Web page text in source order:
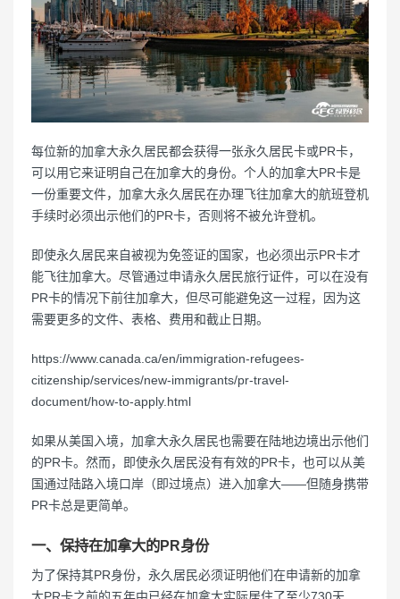
每位新的加拿大永久居民都会获得一张永久居民卡或PR卡，
可以用它来证明自己在加拿大的身份。个人的加拿大PR卡是
一份重要文件，加拿大永久居民在办理飞往加拿大的航班登机
手续时必须出示他们的PR卡，否则将不被允许登机。
即使永久居民来自被视为免签证的国家，也必须出示PR卡才
能飞往加拿大。尽管通过申请永久居民旅行证件，可以在没有
PR卡的情况下前往加拿大，但尽可能避免这一过程，因为这
需要更多的文件、表格、费用和截止日期。
https://www.canada.ca/en/immigration-refugees-
citizenship/services/new-immigrants/pr-travel-
document/how-to-apply.html
如果从美国入境，加拿大永久居民也需要在陆地边境出示他们
的PR卡。然而，即使永久居民没有有效的PR卡，也可以从美
国通过陆路入境口岸（即过境点）进入加拿大——但随身携带
PR卡总是更简单。
一、保持在加拿大的PR身份
为了保持其PR身份，永久居民必须证明他们在申请新的加拿